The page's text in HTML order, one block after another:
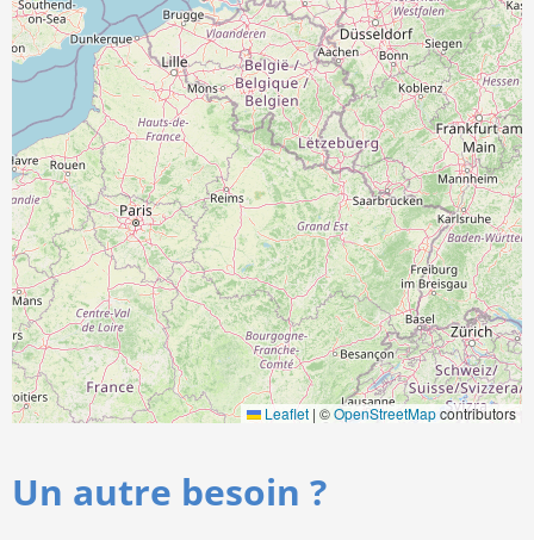
Leaflet | ©OpenStreetMapcontributors
Un autre besoin ?